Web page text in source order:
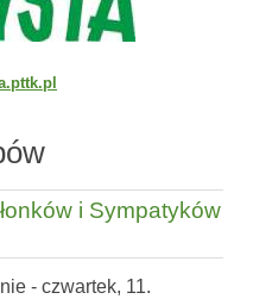
i Sympatyków
- czwartek, 11.